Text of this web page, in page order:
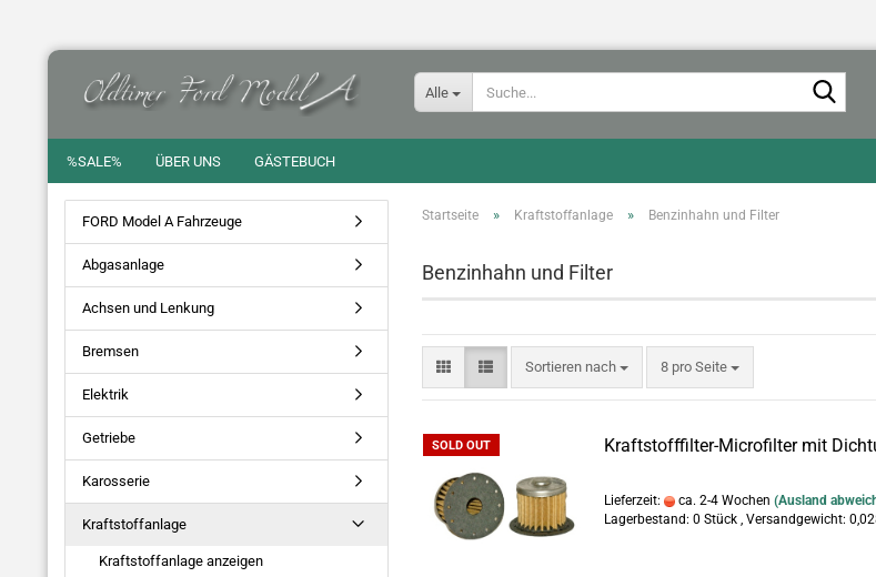
Alle
%SALE% ÜBER UNS GÄSTEBUCH
Startseite » Kraftstoffanlage » Benzinhahn und Filter
Benzinhahn und Filter
Sortieren nach
Sortieren nach 8 pro Seite
pro Seite
SOLD OUT Kraftstofffilter-Microfilter mit
Lieferzeit: ca. 2-4 Wochen (Ausland
Lagerbestand: 0 Stück , Versandgewicht:
FORD Model A Fahrzeuge
Abgasanlage
Achsen und Lenkung
Bremsen
Elektrik
Getriebe
Karosserie
Kraftstoffanlage
Kraftstoffanlage anzeigen